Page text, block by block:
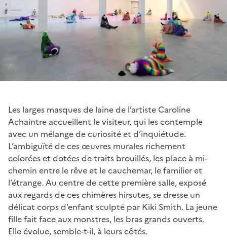
Les larges masques de laine de l’artiste Caroline
Achaintre accueillent le visiteur, qui les contemple
avec un mélange de curiosité et d’inquiétude.
L’ambiguïté de ces œuvres murales richement
colorées et dotées de traits brouillés, les place à mi-
chemin entre le rêve et le cauchemar, le familier et
l’étrange. Au centre de cette première salle, exposé
aux regards de ces chimères hirsutes, se dresse un
délicat corps d’enfant sculpté par Kiki Smith. La jeune
fille fait face aux monstres, les bras grands ouverts.
Elle évolue, semble-t-il, à leurs côtés.